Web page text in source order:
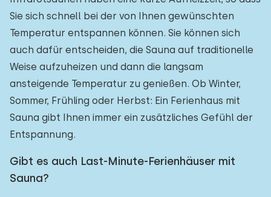
Sie sich schnell bei der von Ihnen gewünschten
Temperatur entspannen können. Sie können sich
auch dafür entscheiden, die Sauna auf traditionelle
Weise aufzuheizen und dann die langsam
ansteigende Temperatur zu genießen. Ob Winter,
Sommer, Frühling oder Herbst: Ein Ferienhaus mit
Sauna gibt Ihnen immer ein zusätzliches Gefühl der
Entspannung.
Gibt es auch Last-Minute-Ferienhäuser mit
Sauna?